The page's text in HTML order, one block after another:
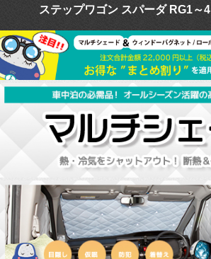
ステップワゴン スパーダ RG1～4